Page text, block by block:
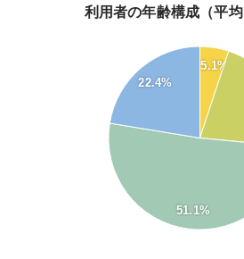
利用者の年齢構成（平均
5.1%
51.1%
22.4%